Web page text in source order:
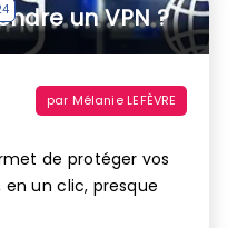
un VPN ?
par Mélanie LEFÈVRE
de protéger vos
en un clic, presque